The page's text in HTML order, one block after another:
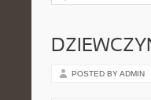
POSTED BY ADMIN